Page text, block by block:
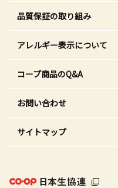
品質保証の取り組み
アレルギー表示について
コープ商品のQ&A
お問い合わせ
サイトマップ